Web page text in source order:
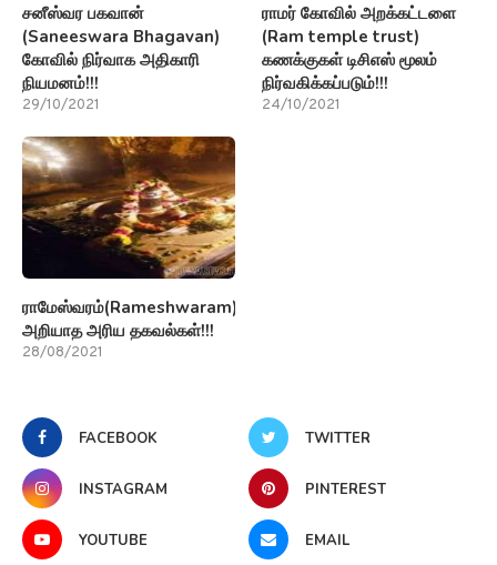
சனீஸ்வர பகவான்
(Saneeswara Bhagavan)
கோவில் நிர்வாக அதிகாரி
நியமனம்!!!
29/10/2021
ராமர் கோவில் அறக்கட்டளை
(Ram temple trust)
கணக்குகள் டிசிஎஸ் மூலம்
நிர்வகிக்கப்படும்!!!
24/10/2021
ராமேஸ்வரம்(Rameshwaram)பற்றி
அறியாத அரிய தகவல்கள்!!!
28/08/2021
FACEBOOK TWITTER
INSTAGRAM PINTEREST
YOUTUBE EMAIL